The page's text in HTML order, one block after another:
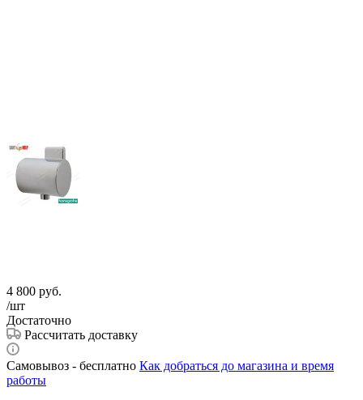
4 800 руб.
/шт
Достаточно
Рассчитать доставку
Самовывоз - бесплатно Как добраться до магазина и время
работы